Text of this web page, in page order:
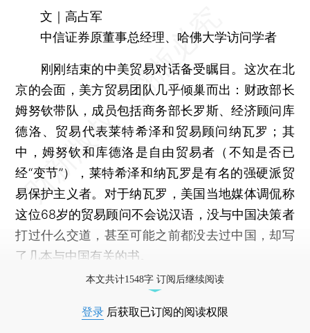
文｜高占军
中信证券原董事总经理、哈佛大学访问学者
刚刚结束的中美贸易对话备受瞩目。这次在北
京的会面，美方贸易团队几乎倾巢而出：财政部长
姆努钦带队，成员包括商务部长罗斯、经济顾问库
德洛、贸易代表莱特希泽和贸易顾问纳瓦罗；其
中，姆努钦和库德洛是自由贸易者（不知是否已
经“变节”），莱特希泽和纳瓦罗是有名的强硬派贸
易保护主义者。对于纳瓦罗，美国当地媒体调侃称
这位68岁的贸易顾问不会说汉语，没与中国决策者
打过什么交道，甚至可能之前都没去过中国，却写
了几本与中国有关的书。
本文共计1548字 订阅后继续阅读
登录 后获取已订阅的阅读权限